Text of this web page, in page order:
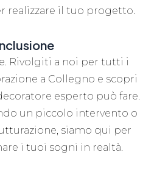
realizzare il tuo progetto.
Rivolgiti a noi per tutti i
a Collegno e scopri
esperto può fare.
un piccolo intervento o
siamo qui per
i tuoi sogni in realtà.